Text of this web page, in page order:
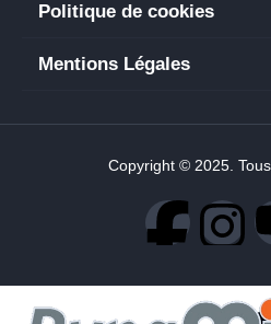
Politique de cookies
Mentions Légales
Copyright © 2025.